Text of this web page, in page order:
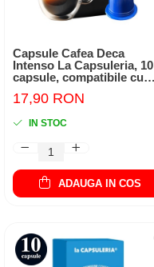
Capsule Cafea Deca
Intenso La Capsuleria, 10
capsule, compatibile cu
17,90 RON
IN STOC
ADAUGA IN COS